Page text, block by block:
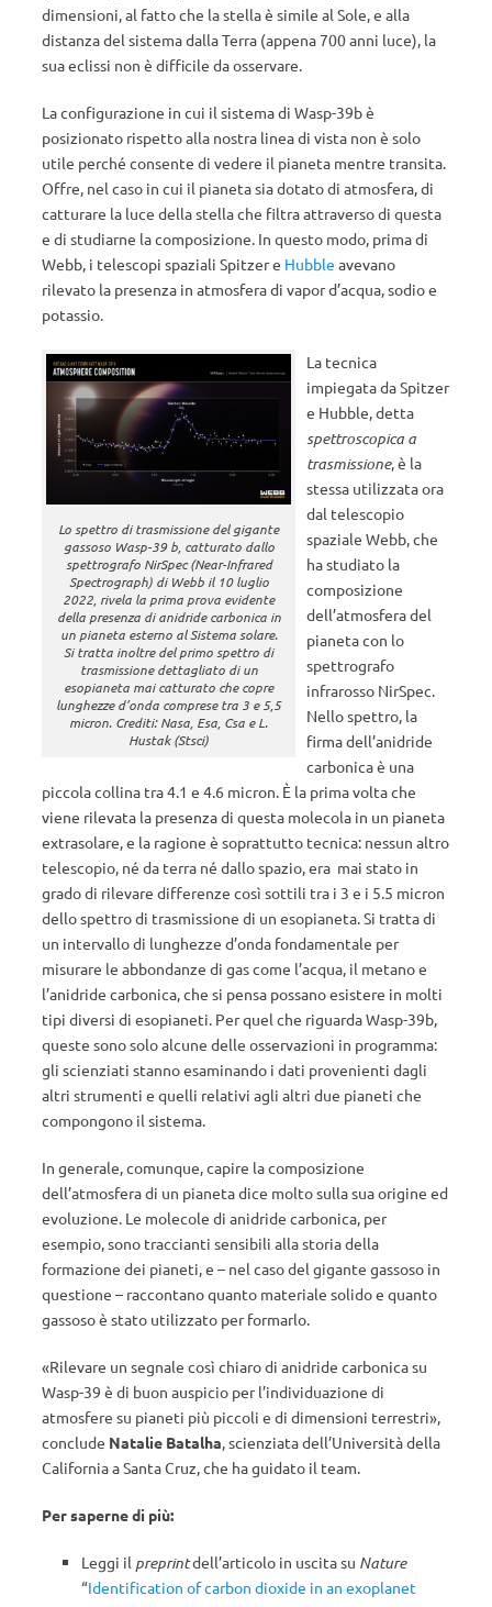
dimensioni, al fatto che la stella è simile al Sole, e alla
distanza del sistema dalla Terra (appena 700 anni luce), la
sua eclissi non è difficile da osservare.
La configurazione in cui il sistema di Wasp-39b è
posizionato rispetto alla nostra linea di vista non è solo
utile perché consente di vedere il pianeta mentre transita.
Offre, nel caso in cui il pianeta sia dotato di atmosfera, di
catturare la luce della stella che filtra attraverso di questa
e di studiarne la composizione. In questo modo, prima di
Webb, i telescopi spaziali Spitzer e Hubble avevano
rilevato la presenza in atmosfera di vapor d’acqua, sodio e
potassio.
Lo spettro di trasmissione del gigante
gassoso Wasp-39 b, catturato dallo
spettrografo NirSpec (Near-Infrared
Spectrograph) di Webb il 10 luglio
2022, rivela la prima prova evidente
della presenza di anidride carbonica in
un pianeta esterno al Sistema solare.
Si tratta inoltre del primo spettro di
trasmissione dettagliato di un
esopianeta mai catturato che copre
lunghezze d’onda comprese tra 3 e 5,5
micron. Crediti: Nasa, Esa, Csa e L.
Hustak (Stsci)
La tecnica
impiegata da Spitzer
e Hubble, detta
spettroscopica a
trasmissione, è la
stessa utilizzata ora
dal telescopio
spaziale Webb, che
ha studiato la
composizione
dell’atmosfera del
pianeta con lo
spettrografo
infrarosso NirSpec.
Nello spettro, la
firma dell’anidride
carbonica è una
piccola collina tra 4.1 e 4.6 micron. È la prima volta che
viene rilevata la presenza di questa molecola in un pianeta
extrasolare, e la ragione è soprattutto tecnica: nessun altro
telescopio, né da terra né dallo spazio, era mai stato in
grado di rilevare differenze così sottili tra i 3 e i 5.5 micron
dello spettro di trasmissione di un esopianeta. Si tratta di
un intervallo di lunghezze d’onda fondamentale per
misurare le abbondanze di gas come l’acqua, il metano e
l’anidride carbonica, che si pensa possano esistere in molti
tipi diversi di esopianeti. Per quel che riguarda Wasp-39b,
queste sono solo alcune delle osservazioni in programma:
gli scienziati stanno esaminando i dati provenienti dagli
altri strumenti e quelli relativi agli altri due pianeti che
compongono il sistema.
In generale, comunque, capire la composizione
dell’atmosfera di un pianeta dice molto sulla sua origine ed
evoluzione. Le molecole di anidride carbonica, per
esempio, sono traccianti sensibili alla storia della
formazione dei pianeti, e – nel caso del gigante gassoso in
questione – raccontano quanto materiale solido e quanto
gassoso è stato utilizzato per formarlo.
«Rilevare un segnale così chiaro di anidride carbonica su
Wasp-39 è di buon auspicio per l’individuazione di
atmosfere su pianeti più piccoli e di dimensioni terrestri»,
conclude Natalie Batalha, scienziata dell’Università della
California a Santa Cruz, che ha guidato il team.
Per saperne di più:
Leggi il preprintdell’articolo in uscita su Nature
“Identification of carbon dioxide in an exoplanet